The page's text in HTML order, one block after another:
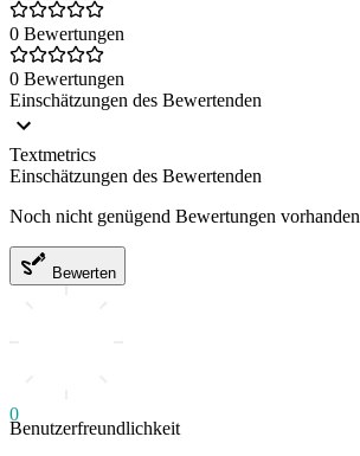
0 Bewertungen
0 Bewertungen
Einschätzungen des Bewertenden
Textmetrics
Einschätzungen des Bewertenden
Noch nicht genügend Bewertungen vorhanden
Bewerten
0
Benutzerfreundlichkeit